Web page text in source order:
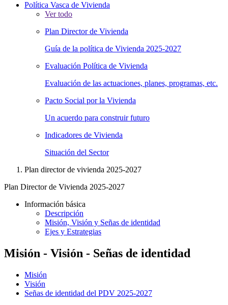
Política Vasca de Vivienda
Ver todo
Plan Director de Vivienda
Guía de la política de Vivienda 2025-2027
Evaluación Política de Vivienda
Evaluación de las actuaciones, planes, programas, etc.
Pacto Social por la Vivienda
Un acuerdo para construir futuro
Indicadores de Vivienda
Situación del Sector
Plan director de vivienda 2025-2027
Plan Director de Vivienda 2025-2027
Información básica
Descripción
Misión, Visión y Señas de identidad
Ejes y Estrategias
Misión - Visión - Señas de identidad
Misión
Visión
Señas de identidad del PDV 2025-2027